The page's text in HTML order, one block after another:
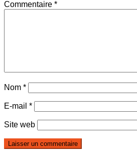
Commentaire *
Nom *
E-mail *
Site web